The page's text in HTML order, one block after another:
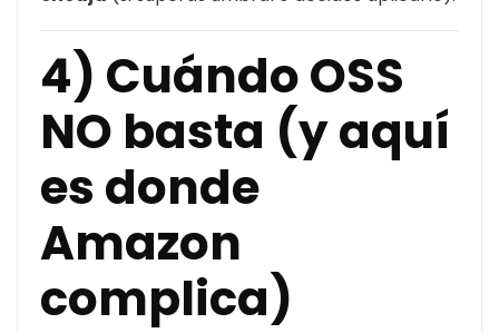
4) Cuándo OSS
NO basta (y aquí
es donde
Amazon
complica)